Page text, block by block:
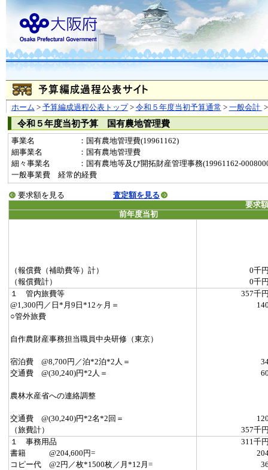
ホーム > 予算編成過程公表トップ> 令和５年度当初予算通常 > 一般会計
令和５年度当初予算 国有農地管理費
事業名
：国有農地管理費(19961162)
細事業名
：国有農地管理費
細々事業名
：国有農地等及び開拓財産管理事務(19961162-
一般事業費 経常的経費
要求額を見る
査定額を見る
要求
前年度当初
（報償費（補助費等）計）
0千
（報償費計）
0千
１ 管内旅費等
357千
@1,300円／日*月9日*12ヶ月＝
○管外旅費
自作農財産事務担当職員中央研修（東京）
宿泊費 @8,700円／泊*2泊*2人＝
交通費 @(30,240)円*2人＝
農林水産省への連絡調整
交通費 @(30,240)円*2名*2回＝
（旅費計）
357千
１ 事務用品
311千
書籍 @204,600円=
コピー代 @2円／枚*1500枚／月*12月=